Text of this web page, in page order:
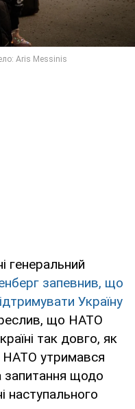
генеральний
запевнив, що
Україну
що НАТО
так довго, як
НАТО утримався
запитання щодо
наступального